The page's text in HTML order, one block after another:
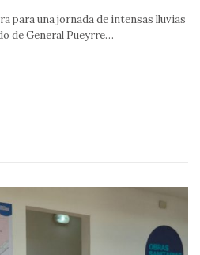
para una jornada de intensas lluvias
de General Pueyrre…